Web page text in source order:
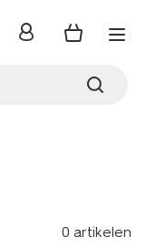
inloggen
0 artikelen